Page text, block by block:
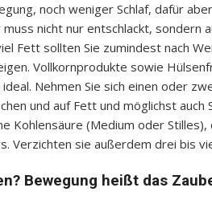
noch weniger Schlaf, dafür
nicht nur entschlackt, sondern
Fett sollten Sie zumindest nach
Vollkornprodukte sowie
ideal. Nehmen Sie sich einen oder
und auf Fett und möglichst auch
Kohlensäure (Medium oder
Verzichten sie außerdem drei bis
Bewegung heißt das